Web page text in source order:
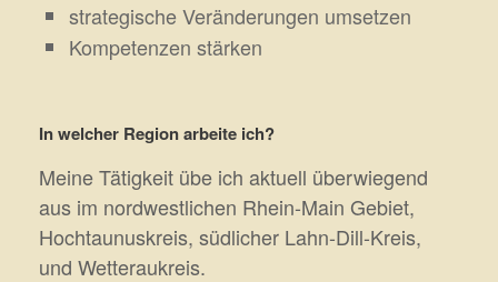
strategische Veränderungen umsetzen
Kompetenzen stärken
In welcher Region arbeite ich?
Meine Tätigkeit übe ich aktuell überwiegend
aus im nordwestlichen Rhein-Main Gebiet,
Hochtaunuskreis, südlicher Lahn-Dill-Kreis,
und Wetteraukreis.